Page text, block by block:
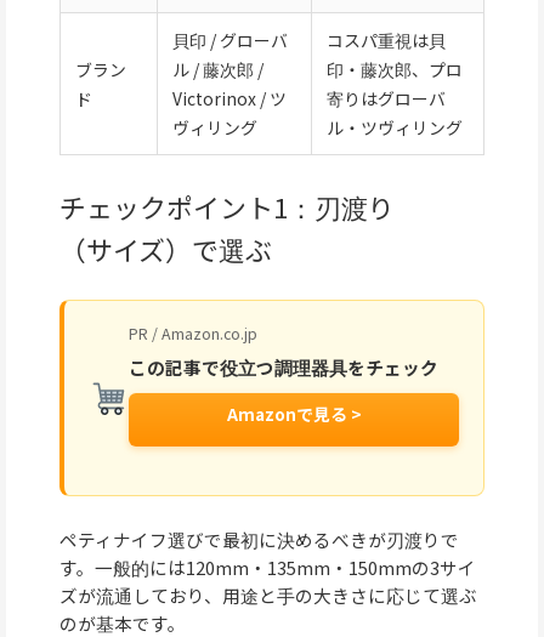
ブラン
ド
貝印 / グローバ
ル / 藤次郎 /
Victorinox / ツ
ヴィリング
コスパ重視は貝
印・藤次郎、プロ
寄りはグローバ
ル・ツヴィリング
チェックポイント1：刃渡り
（サイズ）で選ぶ
PR / Amazon.co.jp
この記事で役立つ調理器具をチェック
Amazonで見る >
ペティナイフ選びで最初に決めるべきが刃渡りで
す。一般的には120mm・135mm・150mmの3サイ
ズが流通しており、用途と手の大きさに応じて選ぶ
のが基本です。